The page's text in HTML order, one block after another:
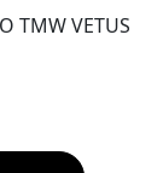
TMW VETUS